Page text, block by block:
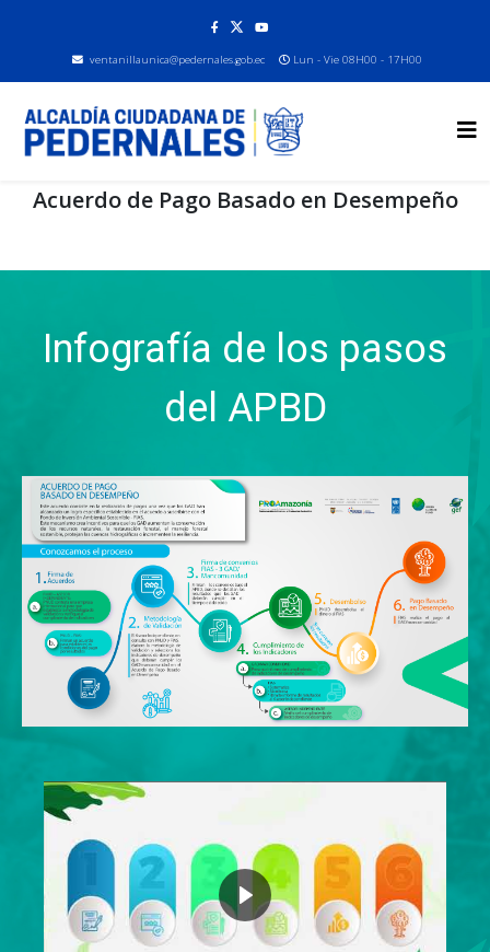
ventanillaunica@pedernales.gob.ec Lun - Vie 08H00 - 17H00
Acuerdo de Pago Basado en Desempeño
Infografía de los pasos
del APBD